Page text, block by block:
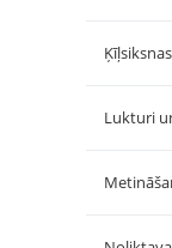
Ķīļsiksnas
Lukturi